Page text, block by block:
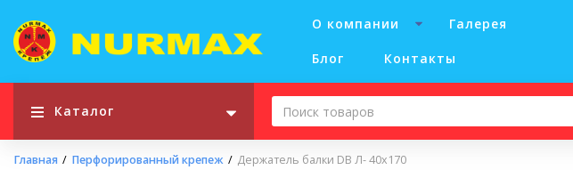
О компании Галерея
Блог Контакты
Каталог
Главная Перфорированный крепеж Держатель балки DB Л- 40x170